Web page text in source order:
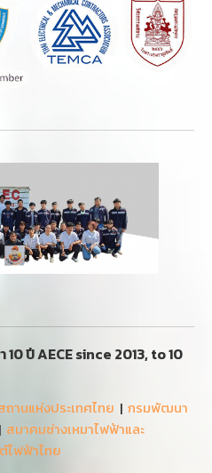
ปี AECE since 2013, to 10
านแห่งประเทศไทย | กรมพัฒนา
สมาคมช่างเหมาไฟฟ้าและ
ไฟฟ้าไทย